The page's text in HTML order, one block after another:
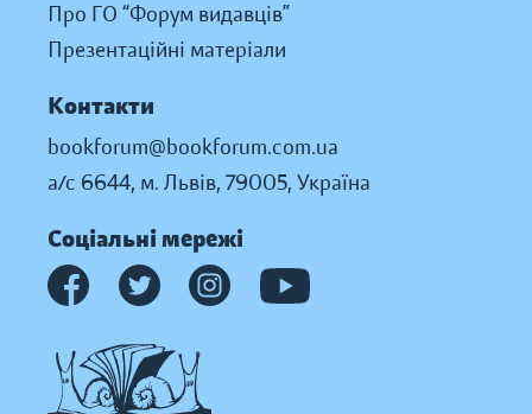
Про ГО “Форум видавців”
Презентаційні матеріали
Контакти
bookforum@bookforum.com.ua
а/с 6644, м. Львів, 79005, Україна
Соціальні мережі